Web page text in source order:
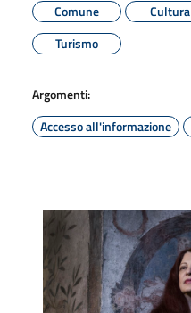
Comune
Cultura
Turismo
Argomenti:
Accesso all'informazione